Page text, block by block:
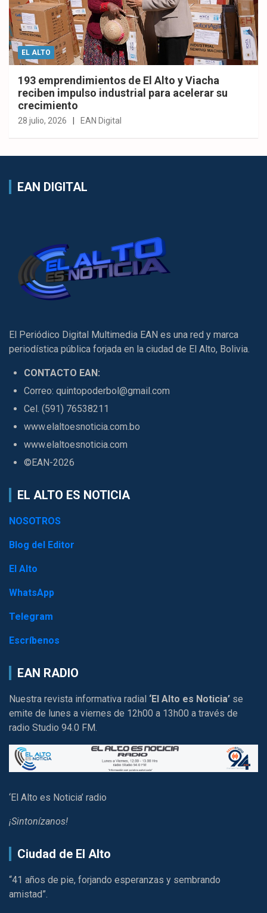
EL ALTO
193 emprendimientos de El Alto y Viacha
reciben impulso industrial para acelerar su
crecimiento
28 julio, 2026 EAN Digital
EAN DIGITAL
El Periódico Digital Multimedia EAN es una red y marca
periodística pública forjada en la ciudad de El Alto, Bolivia.
CONTACTO EAN:
Correo: quintopoderbol@gmail.com
Cel. (591) 76538211
www.elaltoesnoticia.com.bo
www.elaltoesnoticia.com
©EAN-2026
EL ALTO ES NOTICIA
NOSOTROS
Blog del Editor
El Alto
WhatsApp
Telegram
Escríbenos
EAN RADIO
Nuestra revista informativa radial ‘El Alto es Noticia’ se
emite de lunes a viernes de 12h00 a 13h00 a través de
radio Studio 94.0 FM.
‘El Alto es Noticia’ radio
¡Sintonízanos!
Ciudad de El Alto
“41 años de pie, forjando esperanzas y sembrando
amistad”.